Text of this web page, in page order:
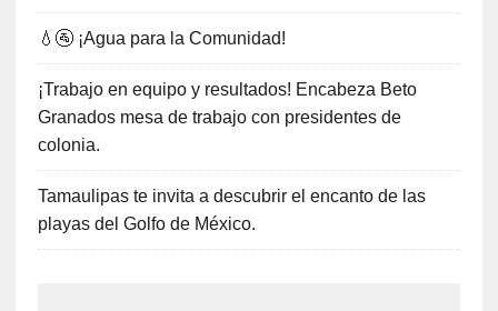
💧🚰 ¡Agua para la Comunidad!
¡Trabajo en equipo y resultados! Encabeza Beto
Granados mesa de trabajo con presidentes de
colonia.
Tamaulipas te invita a descubrir el encanto de las
playas del Golfo de México.